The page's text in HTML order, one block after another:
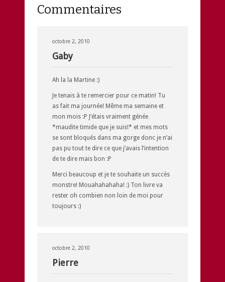
Commentaires
octobre 2, 2010
Gaby
Ah la la Martine :)
Je tenais à te remercier pour ce matin! Tu
as fait ma journée! Même ma semaine et
mon mois :P J’étais vraiment génée
*maudite timide que je suis!* et mes mots
se sont bloqués dans ma gorge donc je n’ai
pas pu tout te dire ce que j’avais l’intention
de te dire mais bon :P
Merci beaucoup et je te souhaite un succès
monstre! Mouahahahaha! :) Ton livre va
rester oh combien non loin de moi pour
toujours :)
octobre 2, 2010
Pierre